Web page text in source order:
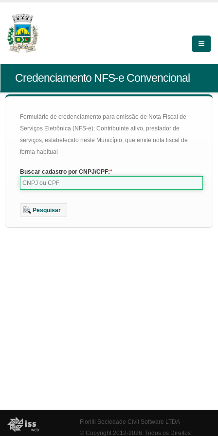
Credenciamento NFS-e Convencional
Formulário de credenciamento para emissão de Nota Fiscal de
Serviços Eletrônica (NFS-e): Contribuinte ativo, prestador de
serviços, estabelecido neste Município, que emite nota fiscal de
forma habitual
Buscar cadastro por CNPJ/CPF:
Pesquisar
Fiorilli Sociedade Civil Software LTDA
© Copyright 2012-2026. Todos os Direitos